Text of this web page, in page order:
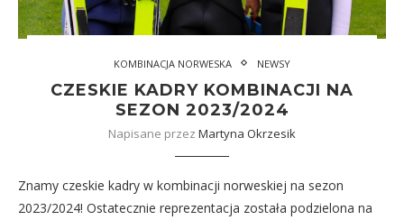
KOMBINACJA NORWESKA NEWSY
CZESKIE KADRY KOMBINACJI NA
SEZON 2023/2024
Napisane przez Martyna Okrzesik
Znamy czeskie kadry w kombinacji norweskiej na sezon
2023/2024! Ostatecznie reprezentacja została podzielona na